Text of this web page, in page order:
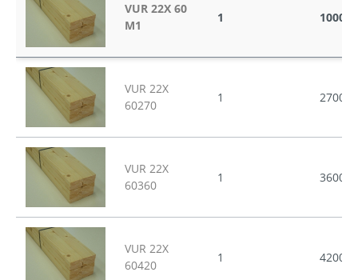
VUR 22X 60
M1
1 1000
VUR 22X
60270
1 2700
VUR 22X
60360
1 3600
VUR 22X
60420
1 4200